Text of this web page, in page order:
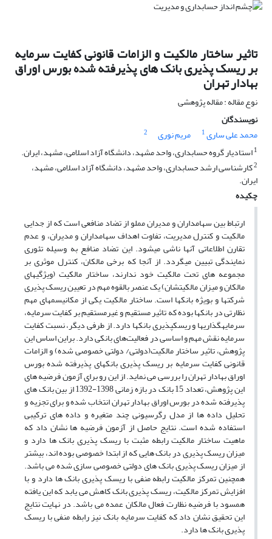
تاثیر ساختار مالکیت و الزامات قانونی کفایت سرمایه
بر ریسک پذیری بانک های پذیرفته شده بورس اوراق
بهادار تهران
نوع مقاله : مقاله پژوهشی
نویسندگان
محمد علی ساری1 مریم نوری
2
1استادیار گروه حسابداری، واحد مشهد، دانشگاه آزاد اسلامی، مشهد، ایران.
2کارشناسی ارشد حسابداری، واحد مشهد، دانشگاه آزاد اسلامی، مشهد،
ایران.
چکیده
ارتباط بین سهامداران و مدیران مملو از تضاد منافعی است که از جدایی
مالکیت و کنترل مدیریت، تفاوت اهداف سهامداران و مدیران، و عدم
تقارن اطلاعاتی آنها ناشی می‎شود. این تضاد منافع به وسیله تئوری
نمایندگی تبیین می‎گردد. از آنجا که برخی مالکان، کنترل موثری بر
مجموعه های تحت مالکیت خود ندارند، ساختار مالکیت (ویژگیهای
مالکان و میزان مالکیتشان) یک عنصر بالقوه مهم در تعیین ریسک پذیری
شرکتها و بویژه بانکها است. ساختار مالکیت یکی از مکانیسمهای مهم
نظارتی در بانکها بوده که تاثیر مستقیم و غیرمستقیم بر کفایت سرمایه،
سرمایهگذاریها و ریسکپذیری بانکها دارد. از طرفی دیگر، نسبت کفایت
سرمایه نقش مهم و اساسی در فعالیت‌های بانکی دارد. براین اساس این
پژوهش، تاثیر ساختار مالکیت(دولتی/ دولتی خصوصی شده) و الزامات
قانونی کفایت سرمایه بر ریسک پذیری بانکهای پذیرفته شده بورس
اوراق بهادار تهران را بررسی می نماید. از این رو برای آزمون فرضیه های
این پژوهش، تعداد 15 بانک در بازه زمانی 1398-1392 از بین بانک های
پذیرفته شده در بورس اوراق بهادار تهران انتخاب شده و برای تجزیه و
تحلیل داده ها از مدل رگرسیونی چند متغیره و داده های ترکیبی
استفاده شده است. نتایج حاصل از آزمون فرضیه ها نشان داد که
ماهیت ساختار مالکیت رابطه مثبت با ریسک پذیری بانک ها دارد و
میزان ریسک پذیری در بانک هایی که از ابتدا خصوصی بوده اند، بیشتر
از میزان ریسک پذیری بانک های دولتی خصوصی سازی شده می باشد.
همچنین تمرکز مالکیت رابطه منفی با ریسک پذیری بانک ها دارد و با
افزایش تمرکز مالکیت، ریسک پذیری بانک کاهش می یابد که این یافته
همسود با فرضیه نظارت فعال مالکان عمده می باشد. در نهایت نتایج
این تحقیق نشان داد که کفایت سرمایه بانک نیز رابطه منفی با ریسک
پذیری بانک ها دارد.